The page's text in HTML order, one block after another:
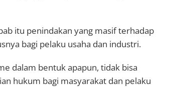
itu penindakan yang masif terhadap
bagi pelaku usaha dan industri.
dalam bentuk apapun, tidak bisa
hukum bagi masyarakat dan pelaku